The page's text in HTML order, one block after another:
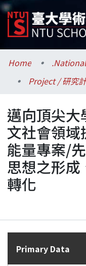
Communities &
Research Outputs
Fundings &
Researchers
Organizations
Statistics
Home
Project / 研究
邁向頂尖
文社會領域
能量專案/
思想之形成
轉化
Primary Data